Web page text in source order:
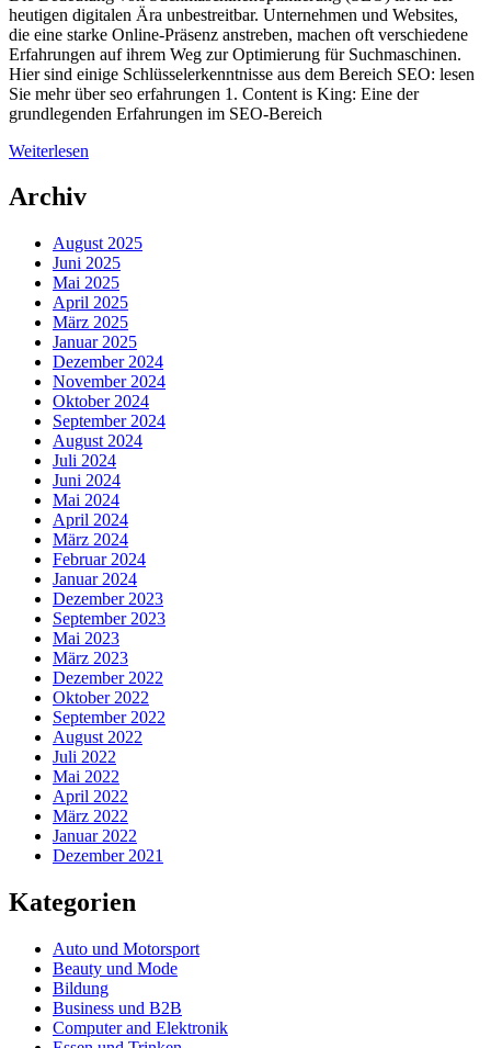
heutigen digitalen Ära unbestreitbar. Unternehmen und Websites,
die eine starke Online-Präsenz anstreben, machen oft verschiedene
Erfahrungen auf ihrem Weg zur Optimierung für Suchmaschinen.
Hier sind einige Schlüsselerkenntnisse aus dem Bereich SEO: lesen
Sie mehr über seo erfahrungen 1. Content is King: Eine der
grundlegenden Erfahrungen im SEO-Bereich
Weiterlesen
Archiv
August 2025
Juni 2025
Mai 2025
April 2025
März 2025
Januar 2025
Dezember 2024
November 2024
Oktober 2024
September 2024
August 2024
Juli 2024
Juni 2024
Mai 2024
April 2024
März 2024
Februar 2024
Januar 2024
Dezember 2023
September 2023
Mai 2023
März 2023
Dezember 2022
Oktober 2022
September 2022
August 2022
Juli 2022
Mai 2022
April 2022
März 2022
Januar 2022
Dezember 2021
Kategorien
Auto und Motorsport
Beauty und Mode
Bildung
Business und B2B
Computer and Elektronik